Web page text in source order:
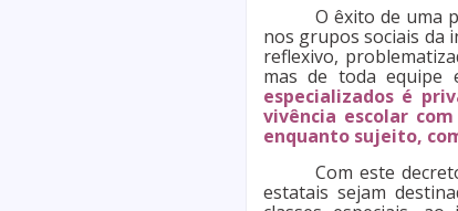
O êxito de uma
nos grupos sociais da
reflexivo,
mas de toda equipe
especializados é
vivência escolar
enquanto sujeito,
Com este
estatais sejam